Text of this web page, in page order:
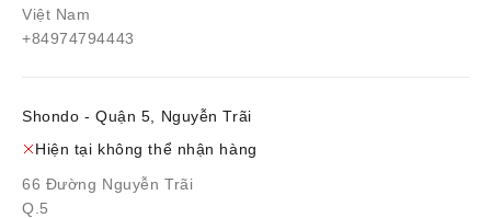
Việt Nam
+84974794443
Shondo - Quận 5, Nguyễn Trãi
Hiện tại không thể nhận hàng
66 Đường Nguyễn Trãi
Q.5